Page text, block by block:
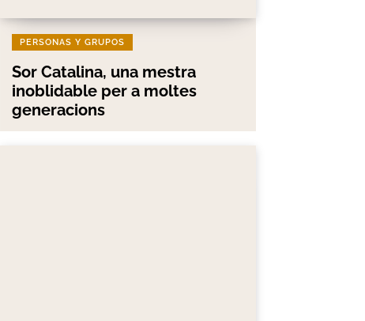
PERSONAS Y GRUPOS
Sor Catalina, una mestra
inoblidable per a moltes
generacions